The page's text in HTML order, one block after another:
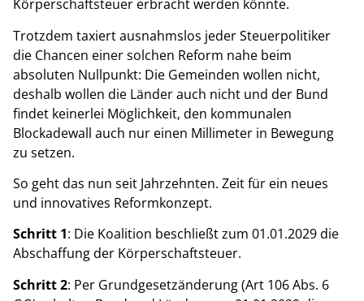
Körperschaftsteuer erbracht werden könnte.
Trotzdem taxiert ausnahmslos jeder Steuerpolitiker
die Chancen einer solchen Reform nahe beim
absoluten Nullpunkt: Die Gemeinden wollen nicht,
deshalb wollen die Länder auch nicht und der Bund
findet keinerlei Möglichkeit, den kommunalen
Blockadewall auch nur einen Millimeter in Bewegung
zu setzen.
So geht das nun seit Jahrzehnten. Zeit für ein neues
und innovatives Reformkonzept.
Schritt 1: Die Koalition beschließt zum 01.01.2029 die
Abschaffung der Körperschaftsteuer.
Schritt 2: Per Grundgesetzänderung (Art 106 Abs. 6